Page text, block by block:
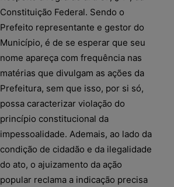
Constituição Federal. Sendo o
Prefeito representante e gestor do
Município, é de se esperar que seu
nome apareça com frequência nas
matérias que divulgam as ações da
Prefeitura, sem que isso, por si só,
possa caracterizar violação do
princípio constitucional da
impessoalidade. Ademais, ao lado da
condição de cidadão e da ilegalidade
do ato, o ajuizamento da ação
popular reclama a indicação precisa